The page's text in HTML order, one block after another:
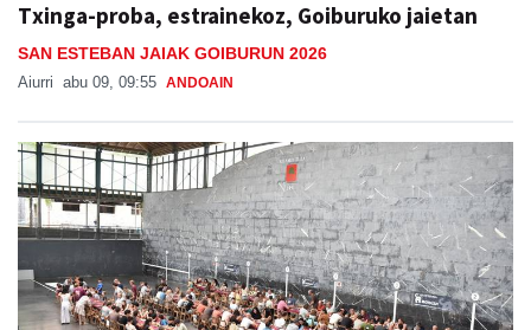
Txinga-proba, estrainekoz, Goiburuko jaietan
SAN ESTEBAN JAIAK GOIBURUN 2026
Aiurri abu 09, 09:55 ANDOAIN